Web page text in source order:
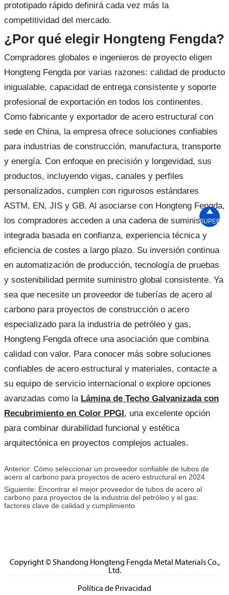
prototipado rápido definirá cada vez más la
competitividad del mercado.
¿Por qué elegir Hongteng Fengda?
Compradores globales e ingenieros de proyecto eligen
Hongteng Fengda por varias razones: calidad de producto
inigualable, capacidad de entrega consistente y soporte
profesional de exportación en todos los continentes.
Como fabricante y exportador de acero estructural con
sede en China, la empresa ofrece soluciones confiables
para industrias de construcción, manufactura, transporte
y energía. Con enfoque en precisión y longevidad, sus
productos, incluyendo vigas, canales y perfiles
personalizados, cumplen con rigurosos estándares
ASTM, EN, JIS y GB. Al asociarse con Hongteng Fengda,
los compradores acceden a una cadena de suministro
integrada basada en confianza, experiencia técnica y
eficiencia de costes a largo plazo. Su inversión continua
en automatización de producción, tecnología de pruebas
y sostenibilidad permite suministro global consistente. Ya
sea que necesite un proveedor de tuberías de acero al
carbono para proyectos de construcción o acero
especializado para la industria de petróleo y gas,
Hongteng Fengda ofrece una asociación que combina
calidad con valor. Para conocer más sobre soluciones
confiables de acero estructural y materiales, contacte a
su equipo de servicio internacional o explore opciones
avanzadas como la Lámina de Techo Galvanizada con
Recubrimiento en Color PPGI , una excelente opción
para combinar durabilidad funcional y estética
arquitectónica en proyectos complejos actuales.
Anterior: Cómo seleccionar un proveedor confiable de tubos de
acero al carbono para proyectos de acero estructural en 2024
Siguiente: Encontrar el mejor proveedor de tubos de acero al
carbono para proyectos de la industria del petróleo y el gas:
factores clave de calidad y cumplimiento
Copyright © Shandong Hongteng Fengda Metal Materials Co.,
Ltd.
Política de Privacidad
